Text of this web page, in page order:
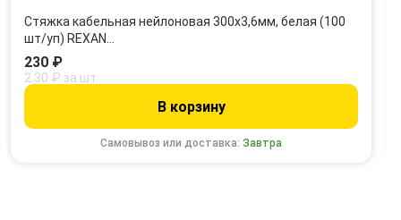
Стяжка кабельная нейлоновая 300x3,6мм, белая (100
шт/уп) REXAN…
Самовывоз или доставка:Завтра
230 ₽
2.30 ₽ за шт
В корзину